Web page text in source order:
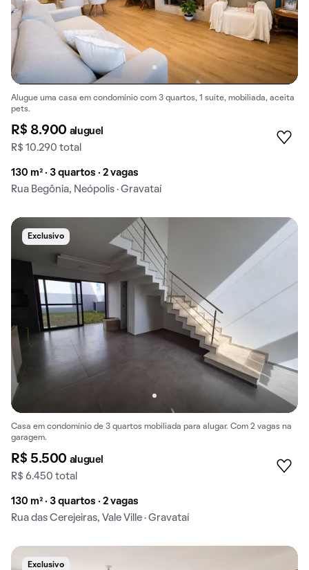
Alugue uma casa em condomínio com 3 quartos, 1 suíte, mobiliada, aceita
pets.
R$ 8.900 aluguel
R$ 10.290 total
130 m² · 3 quartos · 2 vagas
Rua Begônia, Neópolis · Gravataí
Exclusivo
Casa em condomínio de 3 quartos mobiliada para alugar. Com 2 vagas na
garagem.
R$ 5.500 aluguel
R$ 6.450 total
130 m² · 3 quartos · 2 vagas
Rua das Cerejeiras, Vale Ville · Gravataí
Exclusivo